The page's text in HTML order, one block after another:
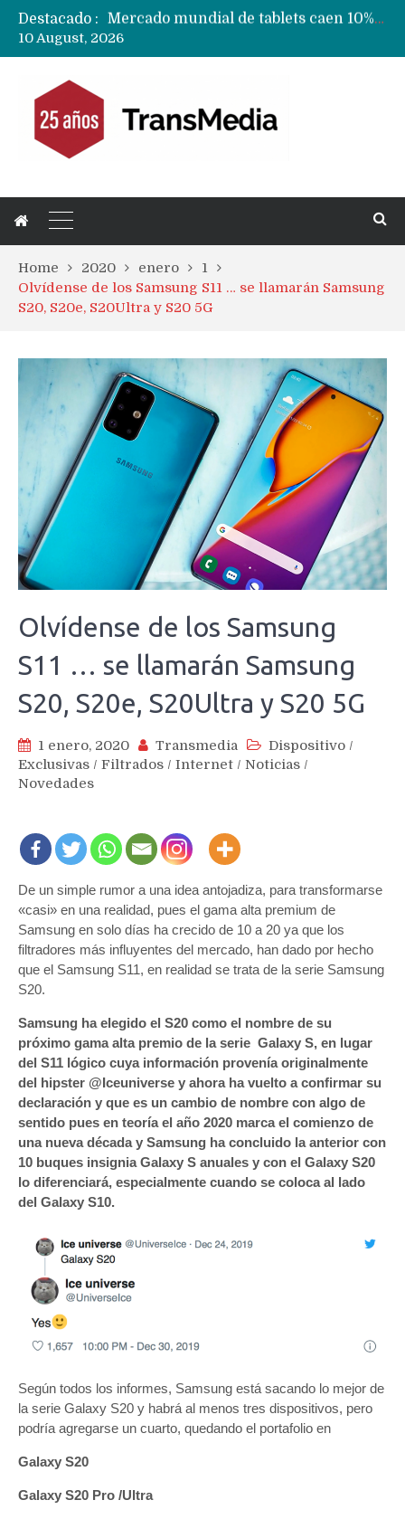
Destacado :
Fabricantes suben precios de teléfonos y ganan más dinero en un mercado donde Xiaomi alerta por no mejorar ventas
10 August, 2026
Home 2020 enero
1
Olvídense de los Samsung S11 … se llamarán Samsung
S20, S20e, S20Ultra y S20 5G
Olvídense de los Samsung
S11 … se llamarán Samsung
S20, S20e, S20Ultra y S20 5G
1 enero, 2020 Transmedia Dispositivo /
Exclusivas / Filtrados / Internet / Noticias /
Novedades
De un simple rumor a una idea antojadiza, para transformarse
«casi» en una realidad, pues el gama alta premium de
Samsung en solo días ha crecido de 10 a 20 ya que los
filtradores más influyentes del mercado, han dado por hecho
que el Samsung S11, en realidad se trata de la serie Samsung
S20.
Samsung ha elegido el S20 como el nombre de su
próximo gama alta premio de la serie Galaxy S, en lugar
del S11 lógico cuya información provenía originalmente
del hipster @Iceuniverse y ahora ha vuelto a confirmar su
declaración y que es un cambio de nombre con algo de
sentido pues en teoría el año 2020 marca el comienzo de
una nueva década y Samsung ha concluido la anterior con
10 buques insignia Galaxy S anuales y con el Galaxy S20
lo diferenciará, especialmente cuando se coloca al lado
del Galaxy S10.
Según todos los informes, Samsung está sacando lo mejor de
la serie Galaxy S20 y habrá al menos tres dispositivos, pero
podría agregarse un cuarto, quedando el portafolio en
Galaxy S20
Galaxy S20 Pro /Ultra